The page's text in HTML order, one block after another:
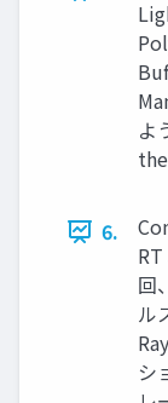
よ
6.
回
ル
シ